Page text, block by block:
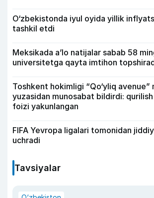
O‘zbekistonda iyul oyida yillik
tashkil etdi
Meksikada a’lo natijalar sabab 58
universitetga qayta imtihon
Toshkent hokimligi “Qo‘yliq avenue”
yuzasidan munosabat bildirdi:
foizi yakunlangan
FIFA Yevropa ligalari tomonidan
uchradi
Tavsiyalar